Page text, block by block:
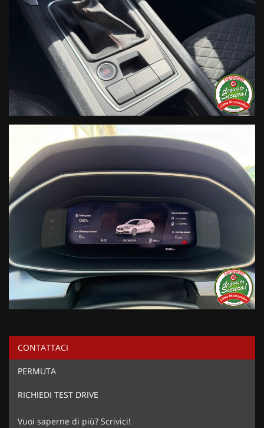
CONTATTACI
PERMUTA
RICHIEDI TEST DRIVE
Vuoi saperne di più? Scrivici!